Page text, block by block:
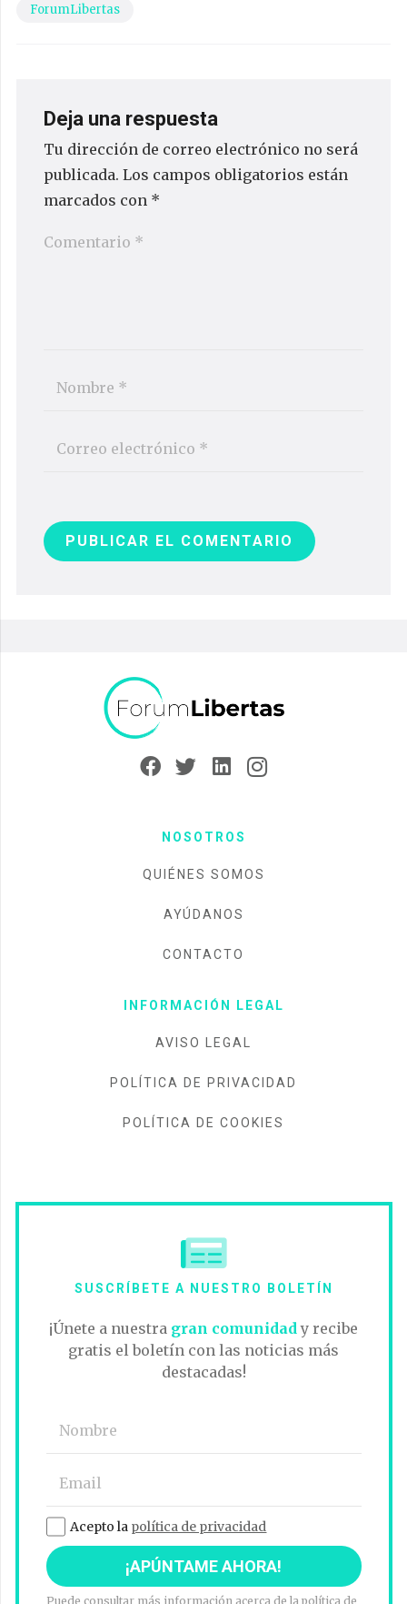
ForumLibertas
Deja una respuesta
Tu dirección de correo electrónico no será
publicada. Los campos obligatorios están
marcados con *
PUBLICAR EL COMENTARIO
NOSOTROS
QUIÉNES SOMOS
AYÚDANOS
CONTACTO
INFORMACIÓN LEGAL
AVISO LEGAL
POLÍTICA DE PRIVACIDAD
POLÍTICA DE COOKIES
SUSCRÍBETE A NUESTRO BOLETÍN
¡Únete a nuestra gran comunidad y recibe
gratis el boletín con las noticias más
destacadas!
Acepto la política de privacidad
Puede consultar más información acerca de la política de